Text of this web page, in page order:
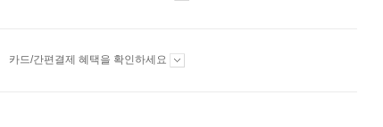
카드/간편결제 혜택을 확인하세요